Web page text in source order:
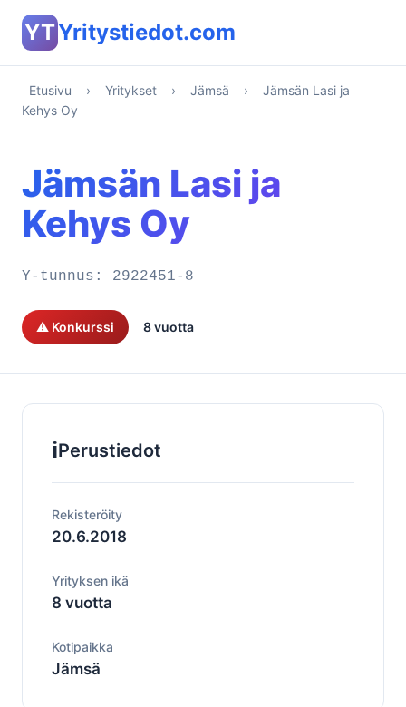
YTYritystiedot.com
Etusivu › Yritykset › Jämsä ›
Jämsän Lasi ja
Kehys Oy
Jämsän Lasi ja
Kehys Oy
Y-tunnus: 2922451-8
⚠️ Konkurssi 8 vuotta
ℹ️Perustiedot
Rekisteröity
20.6.2018
Yrityksen ikä
8 vuotta
Kotipaikka
Jämsä